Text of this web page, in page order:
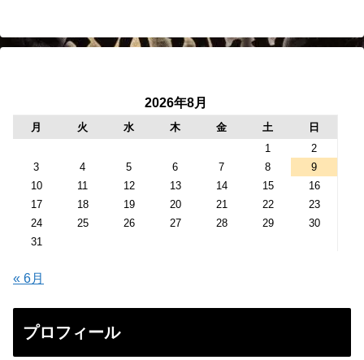
2026年8月
月 火 水 木 金 土
日
1
2
3
4 5 6 7 8
9
10
11 12 13 14 15
16
17
18 19 20 21 22
23
24
25 26 27 28 29
30
31
« 6月
プロフィール